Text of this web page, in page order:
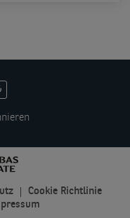
Cookie Richtlinie